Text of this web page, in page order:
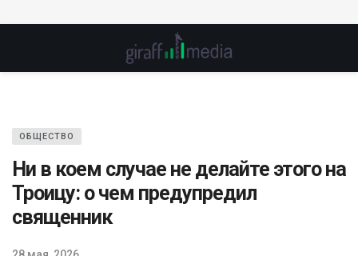
ОБЩЕСТВО
Ни в коем случае не делайте этого на
Троицу: о чем предупредил
священник